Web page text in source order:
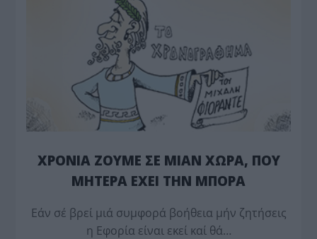
ΧΡΟΝΙΑ ΖΟΥΜΕ ΣΕ ΜΙΑΝ ΧΩΡΑ, ΠΟΥ
ΜΗΤΕΡΑ ΕΧΕΙ ΤΗΝ ΜΠΟΡΑ
Εάν σέ βρεί μιά συμφορά βοήθεια μήν ζητήσεις
η Εφορία είναι εκεί καί θά…